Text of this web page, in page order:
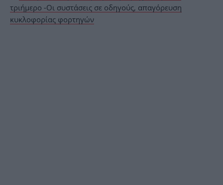
τριήμερο -Οι συστάσεις σε οδηγούς, απαγόρευση
κυκλοφορίας φορτηγών